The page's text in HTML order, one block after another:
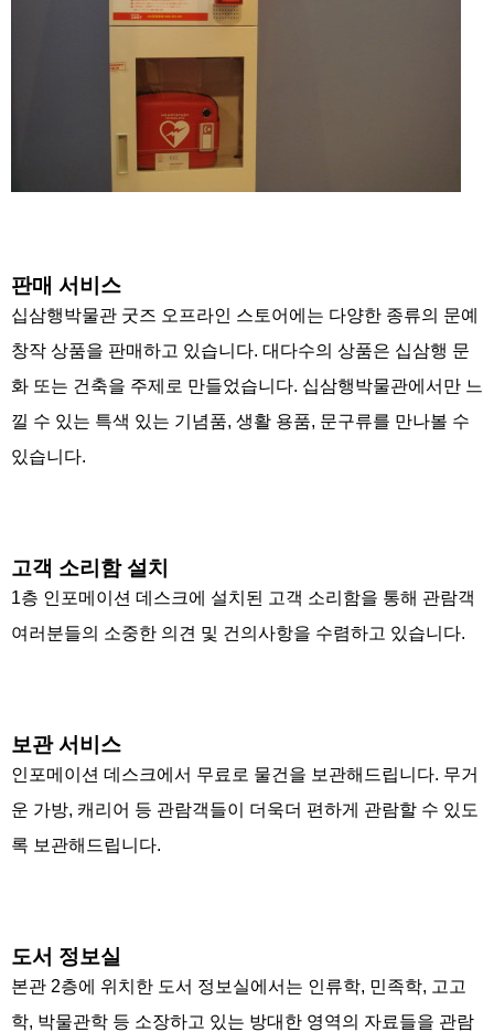
판매 서비스
십삼행박물관 굿즈 오프라인 스토어에는 다양한 종류의 문예
창작 상품을 판매하고 있습니다. 대다수의 상품은 십삼행 문
화 또는 건축을 주제로 만들었습니다. 십삼행박물관에서만 느
낄 수 있는 특색 있는 기념품, 생활 용품, 문구류를 만나볼 수
있습니다.
고객 소리함 설치
1층 인포메이션 데스크에 설치된 고객 소리함을 통해 관람객
여러분들의 소중한 의견 및 건의사항을 수렴하고 있습니다.
보관 서비스
인포메이션 데스크에서 무료로 물건을 보관해드립니다. 무거
운 가방, 캐리어 등 관람객들이 더욱더 편하게 관람할 수 있도
록 보관해드립니다.
도서 정보실
본관 2층에 위치한 도서 정보실에서는 인류학, 민족학, 고고
학, 박물관학 등 소장하고 있는 방대한 영역의 자료들을 관람